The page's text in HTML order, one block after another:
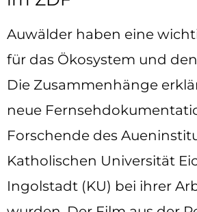
Auwälder haben eine
für das Ökosystem und
Die Zusammenhänge
neue
Forschende des
Katholischen Universität
Ingolstadt (KU) bei ihrer